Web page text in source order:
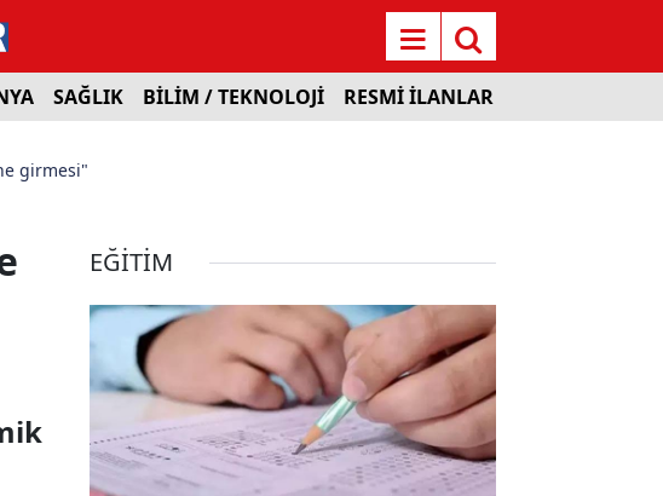
SAĞLIK BİLİM / TEKNOLOJİ RESMİ İLANLAR
girmesi"
EĞİTİM